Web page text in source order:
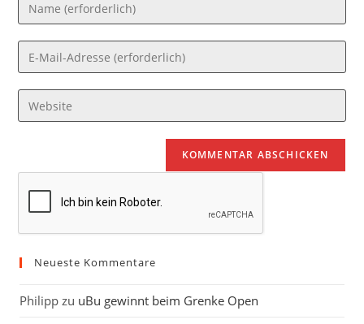
deinen
Namen
oder
zum
Kommentieren
Gib
deine
E-
Mail-
Kommentieren
ein
Gib
deine
(optional)
Neueste Kommentare
Philipp zu uBu gewinnt beim Grenke Open